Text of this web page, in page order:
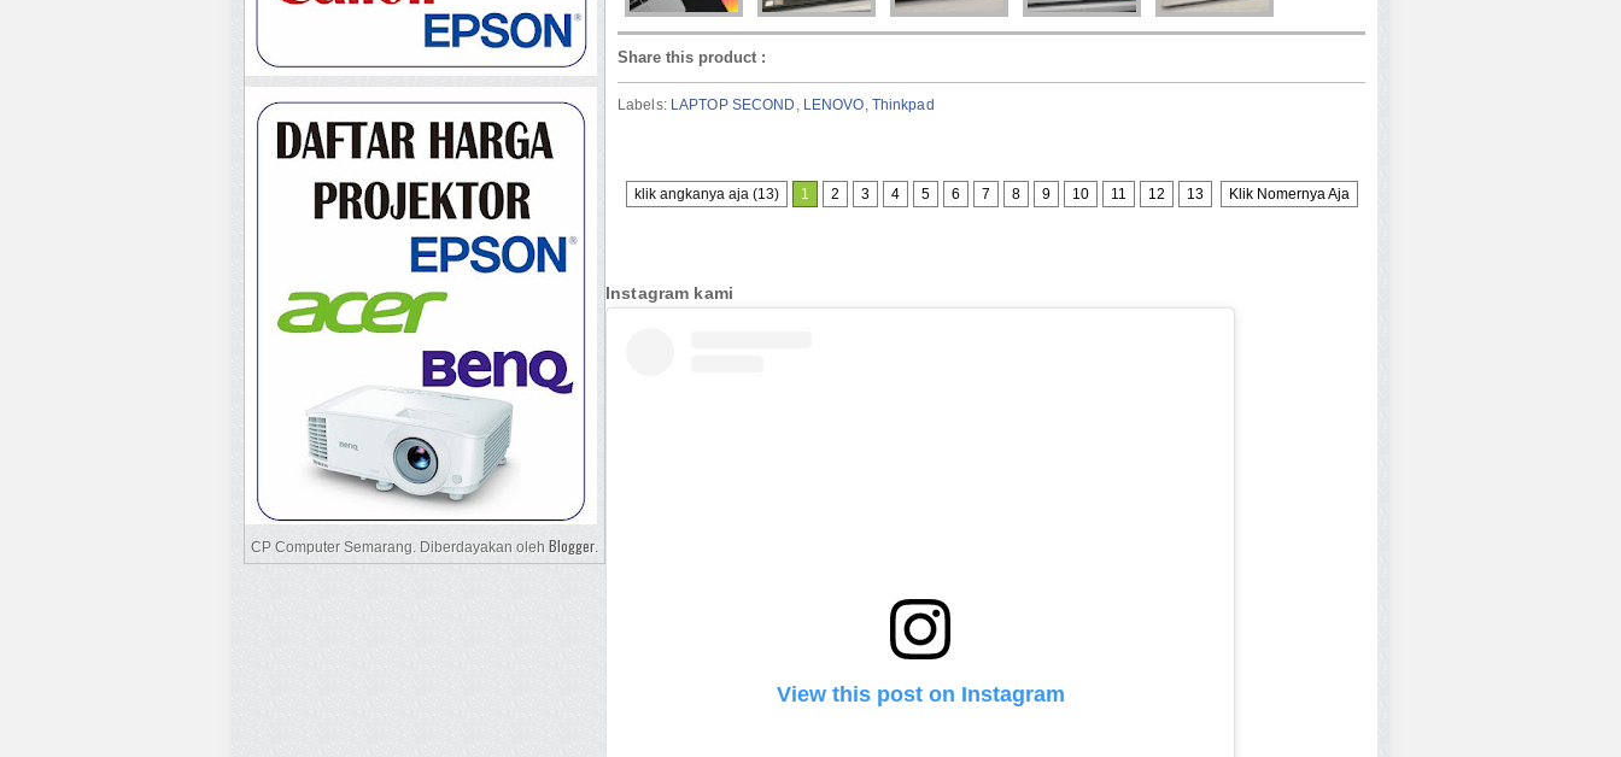
Share this product :
Labels: LAPTOP SECOND LENOVO Thinkpad
klik angkanya aja (13) 1 2 3 4 5 6 7 8 9 10 11 12 13 Klik Nomernya Aja
Instagram kami
View this post on Instagram
CP Computer Semarang. Diberdayakan oleh Blogger.